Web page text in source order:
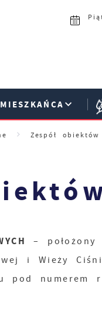
Zespół
– położony
i Wieży
pod numerem